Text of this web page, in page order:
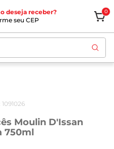
deseja receber?
seu CEP
0
1091026
Moulin D'Issan
750ml